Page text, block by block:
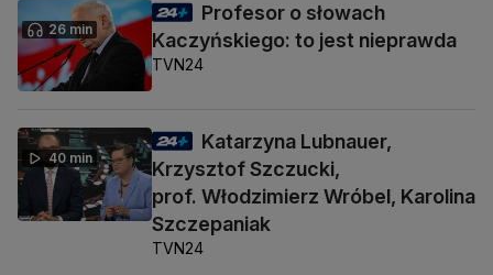
26 min
Profesor o słowach
Kaczyńskiego: to jest nieprawda
TVN24
40 min
Katarzyna Lubnauer,
Krzysztof Szczucki,
prof. Włodzimierz Wróbel, Karolina
Szczepaniak
TVN24